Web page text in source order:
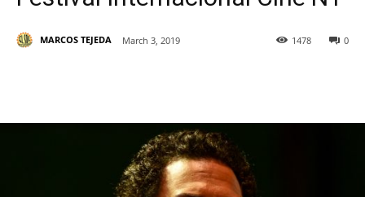
MARCOS TEJEDA March 3, 2019 0
1478